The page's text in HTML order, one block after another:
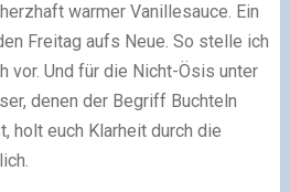
warmer Vanillesauce. Ein
Freitag aufs Neue. So stelle ich
vor. Und für die Nicht-Ösis unter
denen der Begriff Buchteln
holt euch Klarheit durch die